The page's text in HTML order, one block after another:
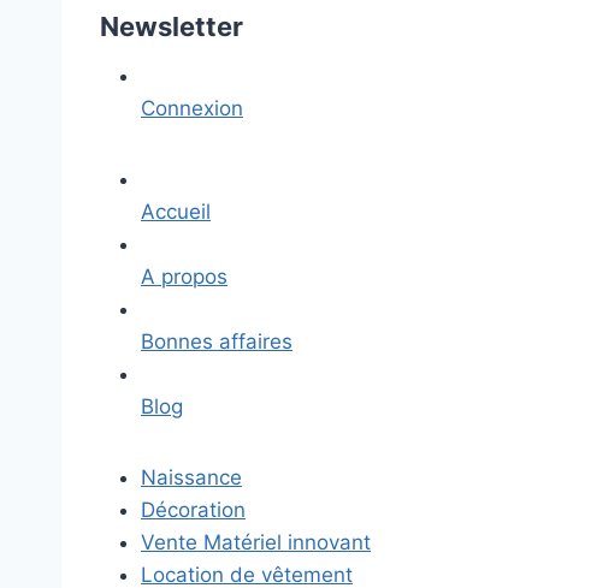
Newsletter
Connexion
Accueil
A propos
Bonnes affaires
Blog
Naissance
Décoration
Vente Matériel innovant
Location de vêtement